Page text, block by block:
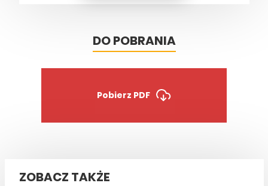
DO POBRANIA
Pobierz PDF
ZOBACZ TAKŻE